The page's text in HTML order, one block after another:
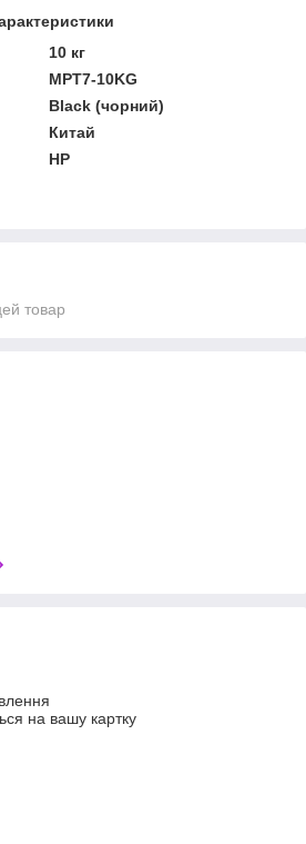
10 кг
MPT7-10KG
Black (чорний)
Китай
HP
товар
на вашу картку